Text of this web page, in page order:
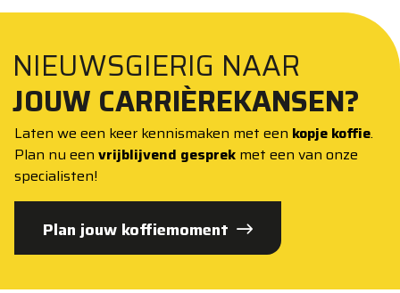
NIEUWSGIERIG NAAR
JOUW CARRIÈREKANSEN?
Laten we een keer kennismaken met een kopje koffie.
Plan nu een vrijblijvend gesprek met een van onze
specialisten!
Plan jouw koffiemoment